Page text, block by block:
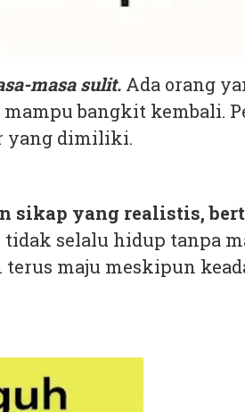
masa sulit. Ada orang
bangkit kembali.
yang dimiliki.
sikap yang realistis,
selalu hidup tanpa
maju meskipun